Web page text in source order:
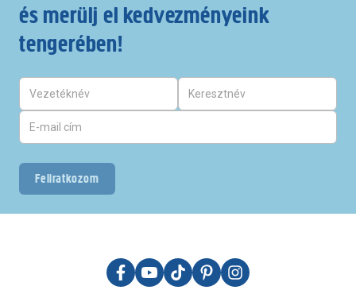
és merülj el kedvezményeink
tengerében!
Feliratkozom